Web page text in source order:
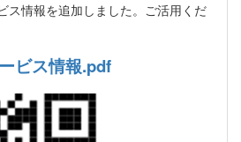
ス情報を追加しました。ご活用くだ
ビス情報.pdf